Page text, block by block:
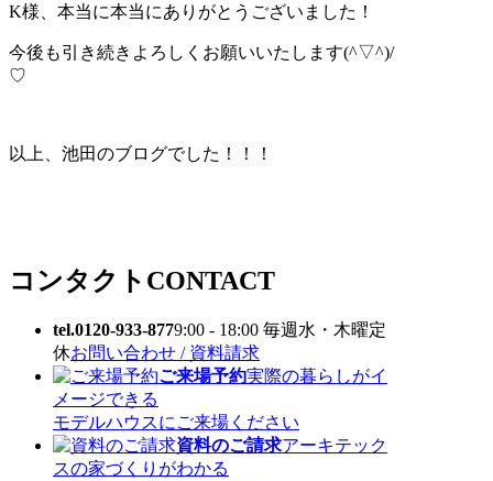
K様、本当に本当にありがとうございました！
今後も引き続きよろしくお願いいたします(^▽^)/
♡
以上、池田のブログでした！！！
コンタクト CONTACT
tel.0120-933-8779:00 - 18:00 毎週水・木曜定
休お問い合わせ / 資料請求
ご来場予約実際の暮らしがイ
メージできる
モデルハウスにご来場ください
資料のご請求アーキテック
スの家づくりがわかる